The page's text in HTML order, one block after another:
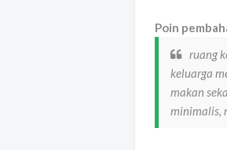
Poin
ruang
keluarga
makan
minimalis,